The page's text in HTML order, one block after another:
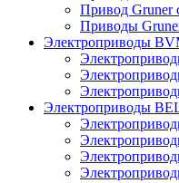
Привод Gruner
Приводы
Электроприводы
Электроприводы